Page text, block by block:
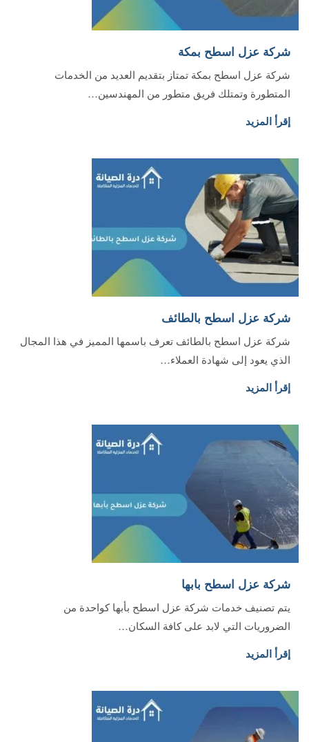
شركة عزل اسطح بمكة
شركة عزل اسطح بمكة تمتاز بتقديم العديد من الخدمات
المتطورة وتمتلك فريق متطور من المهندسين…
إقرأ المزيد
شركة عزل اسطح بالطائف
شركة عزل اسطح بالطائف تعرف باسمها المميز في هذا المجال
الذي يعود إلى شهادة العملاء…
إقرأ المزيد
شركة عزل اسطح بابها‏
يتم تصنيف خدمات شركة عزل اسطح بأبها كواحدة من
الضروريات التي لابد على كافة السكان…
إقرأ المزيد